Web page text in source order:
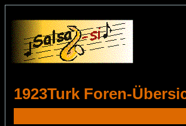
1923Turk Foren-